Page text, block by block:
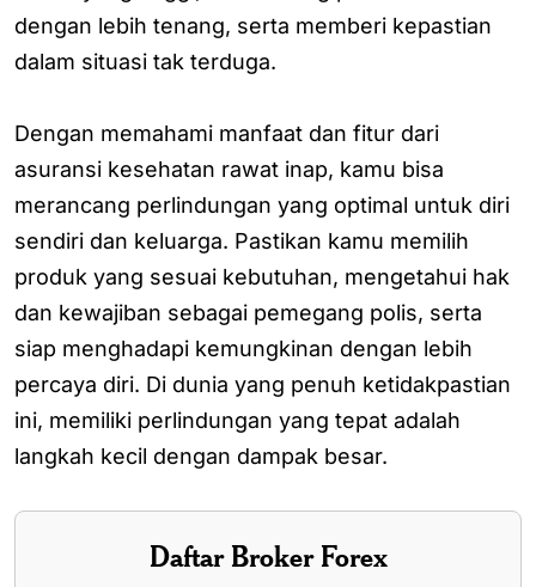
dengan lebih tenang, serta memberi kepastian
dalam situasi tak terduga.
Dengan memahami manfaat dan fitur dari
asuransi kesehatan rawat inap, kamu bisa
merancang perlindungan yang optimal untuk diri
sendiri dan keluarga. Pastikan kamu memilih
produk yang sesuai kebutuhan, mengetahui hak
dan kewajiban sebagai pemegang polis, serta
siap menghadapi kemungkinan dengan lebih
percaya diri. Di dunia yang penuh ketidakpastian
ini, memiliki perlindungan yang tepat adalah
langkah kecil dengan dampak besar.
Daftar Broker Forex